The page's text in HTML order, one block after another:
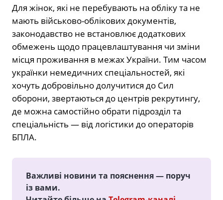
Для жінок, які не перебувають на обліку та не
мають військово-облікових документів,
законодавство не встановлює додаткових
обмежень щодо працевлаштування чи зміни
місця проживання в межах України. Тим часом
українки немедичних спеціальностей, які
хочуть добровільно долучитися до Сил
оборони, звертаються до центрів рекрутингу,
де можна самостійно обрати підрозділ та
спеціальність — від логістики до операторів
БПЛА.
Важливі новини та пояснення — поруч
із вами.